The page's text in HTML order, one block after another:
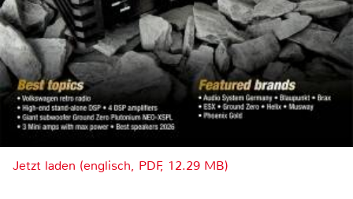
Jetzt laden (englisch, PDF, 12.29 MB)